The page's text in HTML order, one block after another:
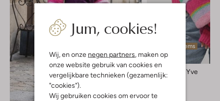
Jum, cookies!
Wij, en onze negen partners , maken op
onze website gebruik van cookies en
vergelijkbare technieken (gezamenlijk:
"cookies").
Wij gebruiken cookies om ervoor te
Laatste items
Harper & Yve
Vest